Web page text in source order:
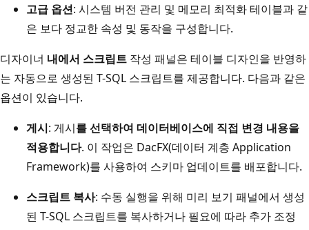
고급 옵션: 시스템 버전 관리 및 메모리 최적화 테이블과 같
은 보다 정교한 속성 및 동작을 구성합니다.
디자이너 내에서 스크립트 작성 패널은 테이블 디자인을 반영하
는 자동으로 생성된 T-SQL 스크립트를 제공합니다. 다음과 같은
옵션이 있습니다.
게시: 게시를 선택하여 데이터베이스에 직접 변경 내용을
적용합니다. 이 작업은 DacFX(데이터 계층 Application
Framework)를 사용하여 스키마 업데이트를 배포합니다.
스크립트 복사: 수동 실행을 위해 미리 보기 패널에서 생성
된 T-SQL 스크립트를 복사하거나 필요에 따라 추가 조정